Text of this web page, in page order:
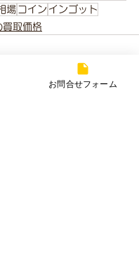
場 コイン インゴット
買取価格
お問合せフォーム